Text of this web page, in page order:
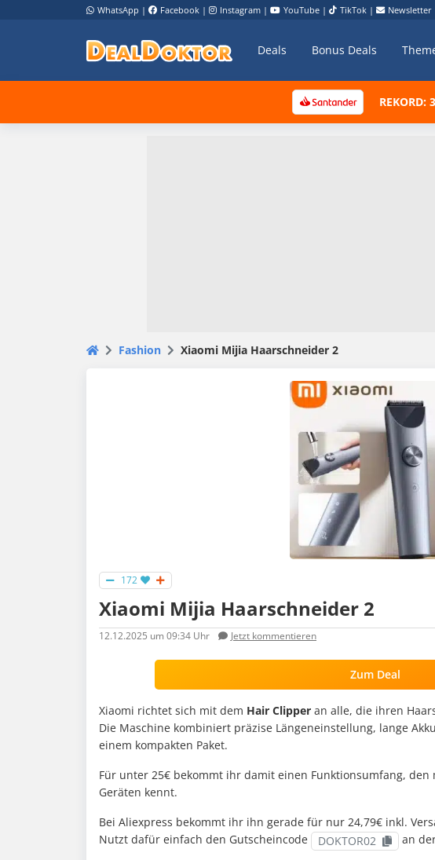
WhatsApp | Facebook | Instagram | YouTube | TikTok | Newsletter
Deals Bonus Deals
Fashion Xiaomi Mijia Haarschneider 2
172
Xiaomi Mijia Haarschneider 2
12.12.2025 um 09:34 Uhr Jetzt kommentieren
Zum Deal
Xiaomi richtet sich mit dem Hair Clipper an alle, die ihren
Die Maschine kombiniert präzise Längeneinstellung, lange
einem kompakten Paket.
Für unter 25€ bekommt ihr damit einen Funktionsumfang,
Geräten kennt.
Bei Aliexpress bekommt ihr ihn gerade für nur 24,79€ inkl.
Nutzt dafür einfach den Gutscheincode
DOKTOR02 an